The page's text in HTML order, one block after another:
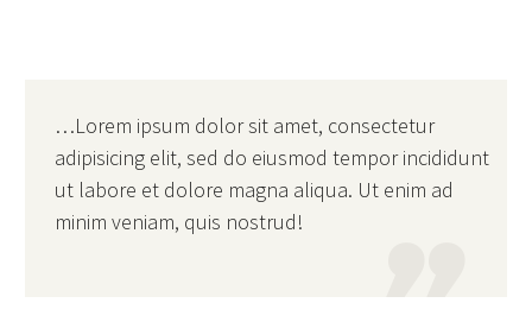
…Lorem ipsum dolor sit amet, consectetur
adipisicing elit, sed do eiusmod tempor incididunt
ut labore et dolore magna aliqua. Ut enim ad
minim veniam, quis nostrud!